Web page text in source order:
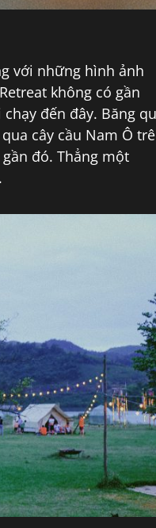
với những hình ảnh
không có gần
đến đây. Băng
cây cầu Nam Ô
đó. Thẳng một